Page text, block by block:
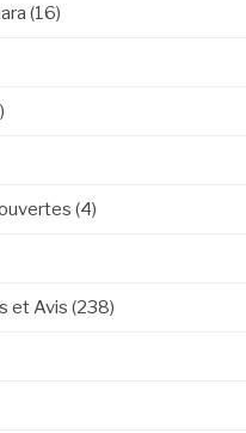
(16)
(4)
et Avis (238)